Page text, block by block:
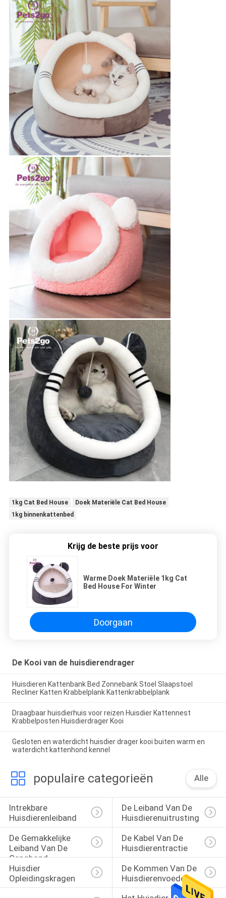
1kg Cat Bed House
Doek Materiële Cat Bed House
1kg binnenkattenbed
Krijg de beste prijs voor
Warme Doek Materiële 1kg Cat
Bed House For Winter
Doorgaan
De Kooi van de huisdierendrager
Huisdieren Kattenbank Bed Zonnebank Stoel Slaapstoel
Recliner Katten Krabbelplank Kattenkrabbelplank
Draagbaar huisdierhuis voor reizen Huisdier Kattennest
Krabbelposten Huisdierdrager Kooi
Gesloten en waterdicht huisdier drager kooi buiten warm en
waterdicht kattenhond kennel
populaire categorieën Alle
Intrekbare
Huisdierenleiband
De Leiband Van De
Huisdierenuitrusting
De Gemakkelijke
Leiband Van De
Ganghond
De Kabel Van De
Huisdierentractie
Huisdier
Opleidingskragen
De Kommen Van De
Huisdierenvoeder